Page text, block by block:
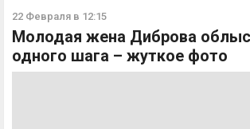
22 Февраля в 12:15
Молодая жена Диброва
одного шага – жуткое фото